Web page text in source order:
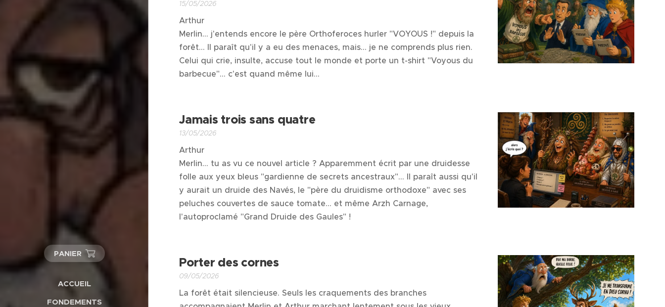
PANIER
ACCUEIL
FONDEMENTS
15/05/2026
Arthur
Merlin… j'entends encore le père Orthoferoces hurler "VOYOUS !" depuis la
forêt… Il paraît qu'il y a eu des menaces, mais… je ne comprends plus rien.
Celui qui crie, insulte, accuse tout le monde et porte un t-shirt "Voyous du
barbecue"… c'est quand même lui…
Jamais trois sans quatre
13/05/2026
Arthur
Merlin… tu as vu ce nouvel article ? Apparemment écrit par une druidesse
folle aux yeux bleus "gardienne de secrets ancestraux"… Il paraît aussi qu'il
y aurait un druide des Navés, le "père du druidisme orthodoxe" avec ses
peluches couvertes de sauce tomate… et même Arzh Carnage,
l'autoproclamé "Grand Druide des Gaules" !
Porter des cornes
09/05/2026
La forêt était silencieuse. Seuls les craquements des branches